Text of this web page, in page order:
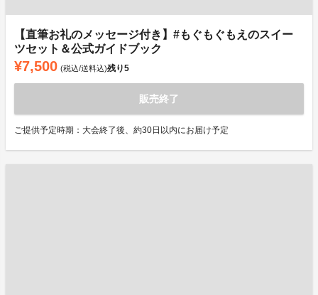
【直筆お礼のメッセージ付き】#もぐもぐもえのスイー
ツセット＆公式ガイドブック
¥7,500 (税込/送料込)残り5
販売終了
ご提供予定時期：大会終了後、約30日以内にお届け予定